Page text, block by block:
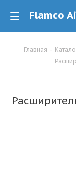
Главная -